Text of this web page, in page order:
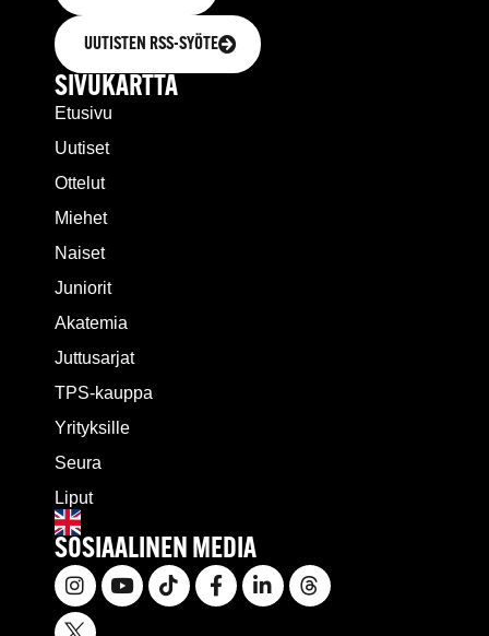
UUTISTEN RSS-SYÖTE
SIVUKARTTA
Etusivu
Uutiset
Ottelut
Miehet
Naiset
Juniorit
Akatemia
Juttusarjat
TPS-kauppa
Yrityksille
Seura
Liput
SOSIAALINEN MEDIA